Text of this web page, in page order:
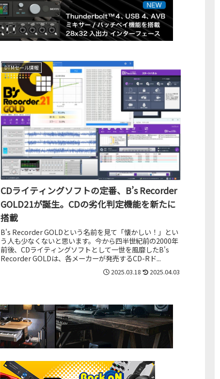
DTMセール情報
CDライティングソフトの定番、B’s Recorder
GOLD21が誕生。CDの劣化判定機能を新たに
搭載
B's Recorder GOLDという名前を見て「懐かしい！」とい
う人も少なくないと思います。今から四半世紀前の2000年
前後、CDライティングソフトとして一世を風靡したB's
Recorder GOLDは、各メーカーが発売するCD-Rド...
2025.03.18 2025.04.03